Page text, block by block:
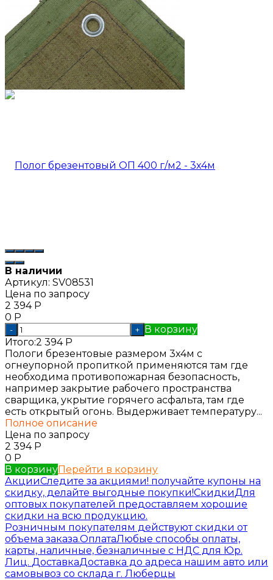
В наличии
Артикул: SV08531
Цена по запросу
2 394 Р
0 Р
- + В корзину
Итого:2 394 Р
Пологи брезентовые размером 3x4м с
огнеупорной пропиткой применяются там где
необходима противопожарная безопасность,
например закрытие рабочего пространства
сварщика, укрытие горячего асфальта, там где
есть открытый огонь. Выдерживает температуру...
Полное описание
Цена по запросу
2 394 Р
0 Р
В корзинуПерейти в корзину
АкцииСледите за акциями! получайте купоны на
скидку, делайте выгодные покупки!СкидкиДля
оптовых покупателей предоставляем хорошие
скидки на всю продукцию.
Розничным покупателям действуют скидки от
объема заказа.ОплатаЛюбые способы оплаты,
карты, наличные, безналичные с НДС для Юр.
Лиц. ДоставкаДоставка до адреса нашим авто или
самовывоз со склада г. Люберцы